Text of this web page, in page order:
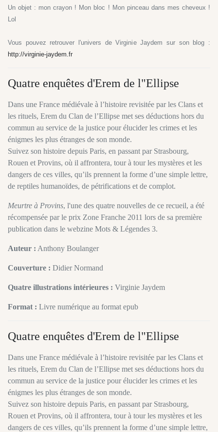
Un objet : mon crayon ! Mon bloc ! Mon pinceau dans mes cheveux !
Lol
Vous pouvez retrouver l'univers de Virginie Jaydem sur son blog :
http://virginie-jaydem.fr
Quatre enquêtes d'Erem de l"Ellipse
Dans une France médiévale à l’histoire revisitée par les Clans et
les rituels, Erem du Clan de l’Ellipse met ses déductions hors du
commun au service de la justice pour élucider les crimes et les
énigmes les plus étranges de son monde.
Suivez son histoire depuis Paris, en passant par Strasbourg,
Rouen et Provins, où il affrontera, tour à tour les mystères et les
dangers de ces villes, qu’ils prennent la forme d’une simple lettre,
de reptiles humanoïdes, de pétrifications et de complot.
Meurtre à Provins, l'une des quatre nouvelles de ce recueil, a été
récompensée par le prix Zone Franche 2011 lors de sa première
publication dans le webzine Mots & Légendes 3.
Auteur : Anthony Boulanger
Couverture : Didier Normand
Quatre illustrations intérieures : Virginie Jaydem
Format : Livre numérique au format epub
Quatre enquêtes d'Erem de l"Ellipse
Dans une France médiévale à l’histoire revisitée par les Clans et
les rituels, Erem du Clan de l’Ellipse met ses déductions hors du
commun au service de la justice pour élucider les crimes et les
énigmes les plus étranges de son monde.
Suivez son histoire depuis Paris, en passant par Strasbourg,
Rouen et Provins, où il affrontera, tour à tour les mystères et les
dangers de ces villes, qu’ils prennent la forme d’une simple lettre,